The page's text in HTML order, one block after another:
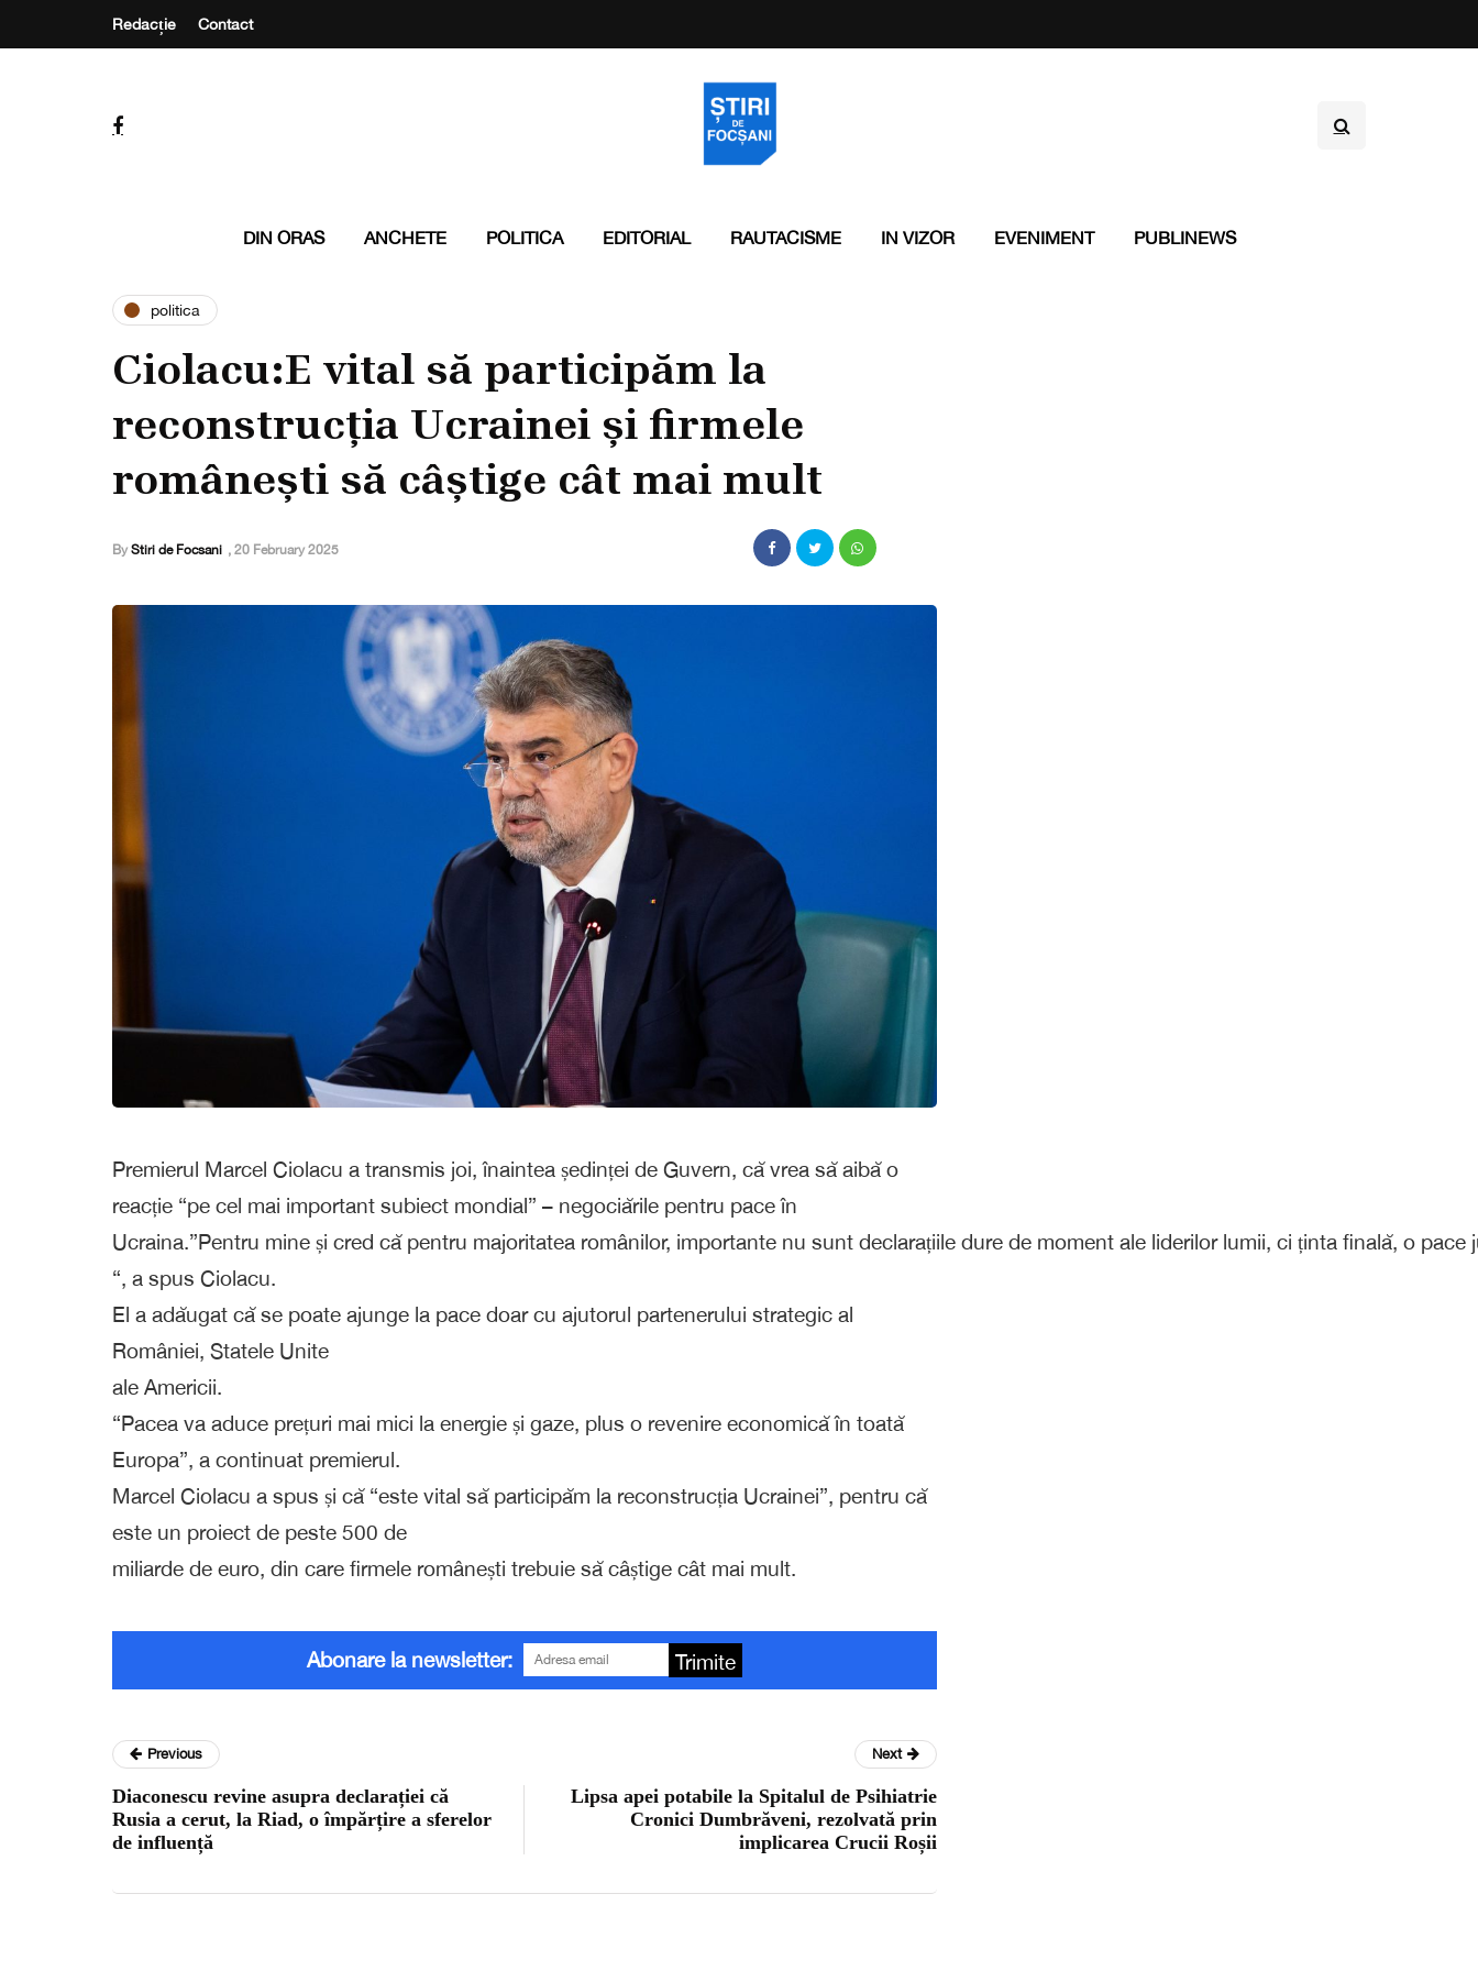
Redacție Contact
DIN ORAS ANCHETE POLITICA EDITORIAL RAUTACISME IN VIZOR EVENIMENT PUBLINEWS
politica
Ciolacu:E vital să participăm la
reconstrucția Ucrainei și firmele
românești să câștige cât mai mult
By Stiri de Focsani , 20 February 2025
Premierul Marcel Ciolacu a transmis joi, înaintea ședinței de Guvern, că vrea să aibă o
reacție “pe cel mai important subiect mondial” – negociările pentru pace în
Ucraina.”Pentru mine și cred că pentru majoritatea românilor, importante nu sunt declarațiile dure de moment ale liderilor lumii, ci ținta finală, o pace
“, a spus Ciolacu.
El a adăugat că se poate ajunge la pace doar cu ajutorul partenerului strategic al
României, Statele Unite
ale Americii.
“Pacea va aduce prețuri mai mici la energie și gaze, plus o revenire economică în toată
Europa”, a continuat premierul.
Marcel Ciolacu a spus și că “este vital să participăm la reconstrucția Ucrainei”, pentru că
este un proiect de peste 500 de
miliarde de euro, din care firmele românești trebuie să câștige cât mai mult.
Abonare la newsletter: Trimite
Previous
Diaconescu revine asupra declarației că
Rusia a cerut, la Riad, o împărțire a sferelor
de influență
Next
Lipsa apei potabile la Spitalul de Psihiatrie
Cronici Dumbrăveni, rezolvată prin
implicarea Crucii Roșii